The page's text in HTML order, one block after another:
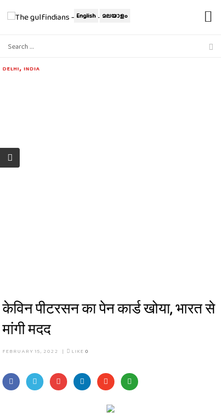
English മലയാളം
DELHI, INDIA
केविन पीटरसन का पेन कार्ड खोया, भारत से
मांगी मदद
FEBRUARY 15, 2022 | LIKE 0